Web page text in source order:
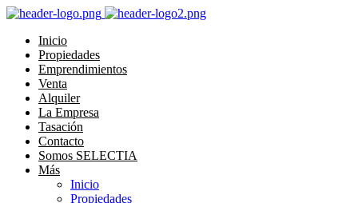
Inicio
Propiedades
Emprendimientos
Venta
Alquiler
La Empresa
Tasación
Contacto
Somos SELECTIA
Más
Inicio
Propiedades